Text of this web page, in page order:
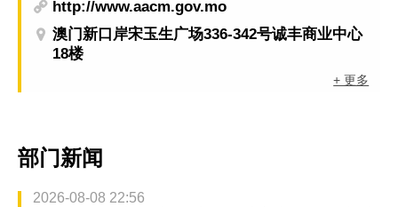
http://www.aacm.gov.mo
澳门新口岸宋玉生广场336-342号诚丰商业中心
18楼
+ 更多
部门新闻
2026-08-08 22:56